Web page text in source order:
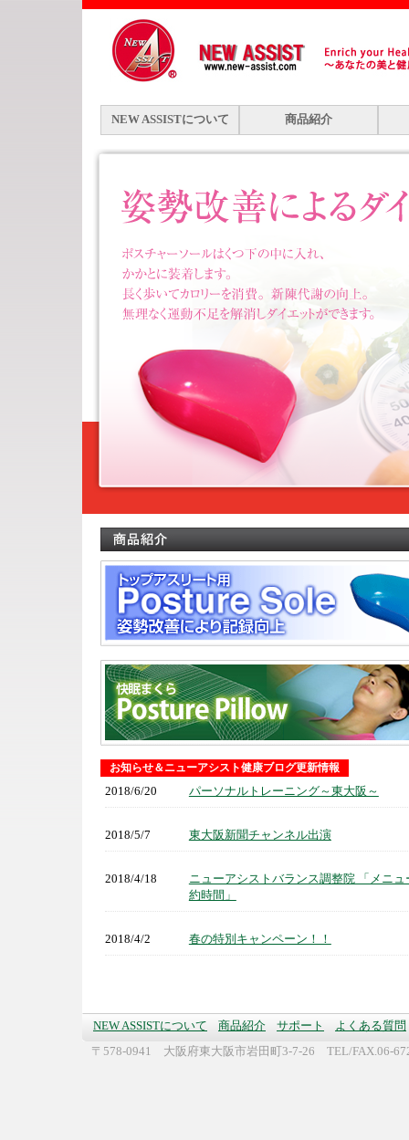
NEW ASSISTについて 商品紹介
お知らせ＆ニューアシスト健康ブログ更新情報
2018/6/20 パーソナルトレーニング～東大阪～
2018/5/7 東大阪新聞チャンネル出演
2018/4/18
ニューアシストバランス調整院 「メニュ
約時間」
2018/4/2 春の特別キャンペーン！！
NEW ASSISTについて 商品紹介 サポート
よくある質問
〒578-0941 大阪府東大阪市岩田町3-7-26 TEL/FAX.06-